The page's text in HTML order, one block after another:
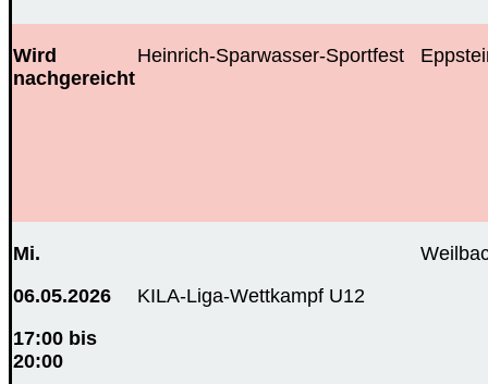
Wird
nachgereicht
Heinrich-Sparwasser-Sportfest
Mi.
06.05.2026
17:00 bis
20:00
KILA-Liga-Wettkampf U12